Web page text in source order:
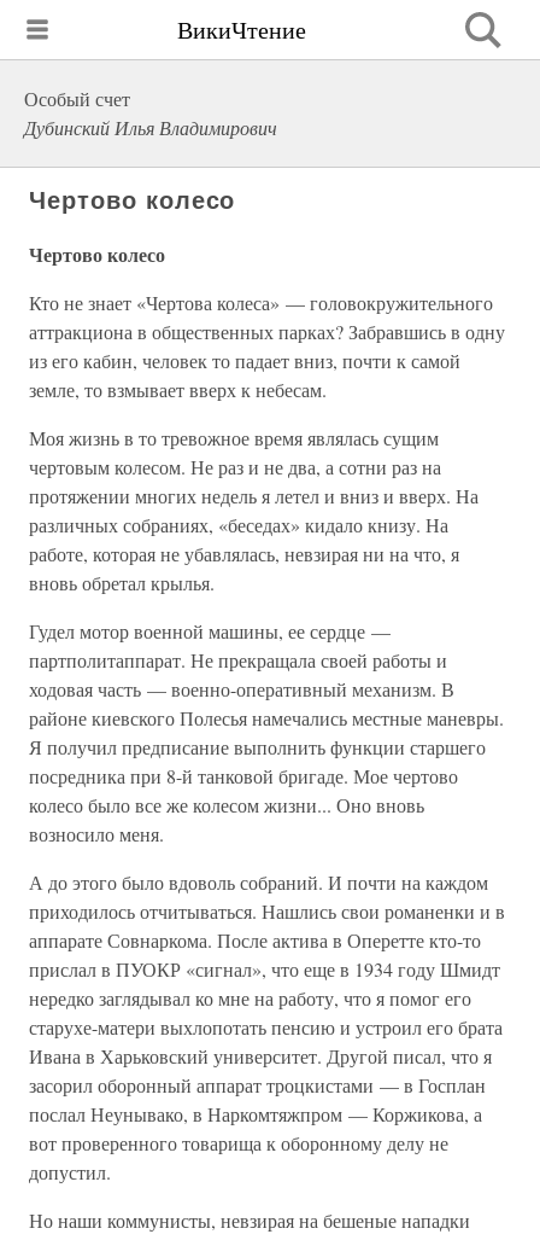
ВикиЧтение
Особый счет
Дубинский Илья Владимирович
Чертово колесо
Чертово колесо
Кто не знает «Чертова колеса» — головокружительного
аттракциона в общественных парках? Забравшись в одну
из его кабин, человек то падает вниз, почти к самой
земле, то взмывает вверх к небесам.
Моя жизнь в то тревожное время являлась сущим
чертовым колесом. Не раз и не два, а сотни раз на
протяжении многих недель я летел и вниз и вверх. На
различных собраниях, «беседах» кидало книзу. На
работе, которая не убавлялась, невзирая ни на что, я
вновь обретал крылья.
Гудел мотор военной машины, ее сердце —
партполитаппарат. Не прекращала своей работы и
ходовая часть — военно-оперативный механизм. В
районе киевского Полесья намечались местные маневры.
Я получил предписание выполнить функции старшего
посредника при 8-й танковой бригаде. Мое чертово
колесо было все же колесом жизни... Оно вновь
возносило меня.
А до этого было вдоволь собраний. И почти на каждом
приходилось отчитываться. Нашлись свои романенки и в
аппарате Совнаркома. После актива в Оперетте кто-то
прислал в ПУОКР «сигнал», что еще в 1934 году Шмидт
нередко заглядывал ко мне на работу, что я помог его
старухе-матери выхлопотать пенсию и устроил его брата
Ивана в Харьковский университет. Другой писал, что я
засорил оборонный аппарат троцкистами — в Госплан
послал Неунывако, в Наркомтяжпром — Коржикова, а
вот проверенного товарища к оборонному делу не
допустил.
Но наши коммунисты, невзирая на бешеные нападки